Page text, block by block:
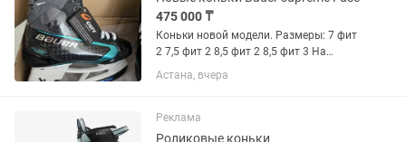
475 000 ₸
Коньки новой модели. Размеры: 7 фит
2 7,5 фит 2 8,5 фит 2 8,5 фит 3 На
лезвиях Fly ti.
Астана, вчера
Реклама
Роликовые коньки